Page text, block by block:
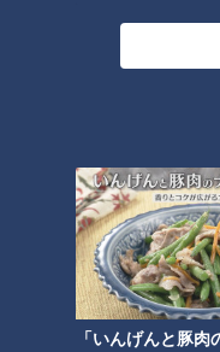
「いんげんと豚
「打撲や擦り傷は当たり